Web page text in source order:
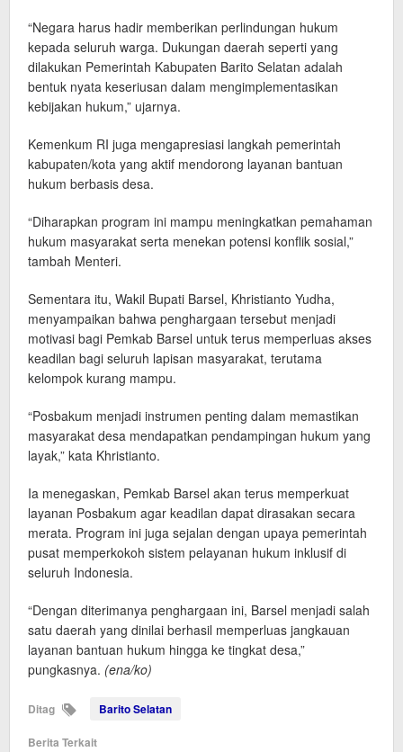
“Negara harus hadir memberikan perlindungan hukum
kepada seluruh warga. Dukungan daerah seperti yang
dilakukan Pemerintah Kabupaten Barito Selatan adalah
bentuk nyata keseriusan dalam mengimplementasikan
kebijakan hukum,” ujarnya.
Kemenkum RI juga mengapresiasi langkah pemerintah
kabupaten/kota yang aktif mendorong layanan bantuan
hukum berbasis desa.
“Diharapkan program ini mampu meningkatkan pemahaman
hukum masyarakat serta menekan potensi konflik sosial,”
tambah Menteri.
Sementara itu, Wakil Bupati Barsel, Khristianto Yudha,
menyampaikan bahwa penghargaan tersebut menjadi
motivasi bagi Pemkab Barsel untuk terus memperluas akses
keadilan bagi seluruh lapisan masyarakat, terutama
kelompok kurang mampu.
“Posbakum menjadi instrumen penting dalam memastikan
masyarakat desa mendapatkan pendampingan hukum yang
layak,” kata Khristianto.
Ia menegaskan, Pemkab Barsel akan terus memperkuat
layanan Posbakum agar keadilan dapat dirasakan secara
merata. Program ini juga sejalan dengan upaya pemerintah
pusat memperkokoh sistem pelayanan hukum inklusif di
seluruh Indonesia.
“Dengan diterimanya penghargaan ini, Barsel menjadi salah
satu daerah yang dinilai berhasil memperluas jangkauan
layanan bantuan hukum hingga ke tingkat desa,”
pungkasnya. (ena/ko)
Ditag Barito Selatan
Berita Terkait